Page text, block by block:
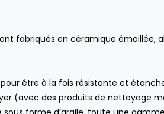
fabriqués en céramique émaillée,
être à la fois résistante et
(avec des produits de nettoyage